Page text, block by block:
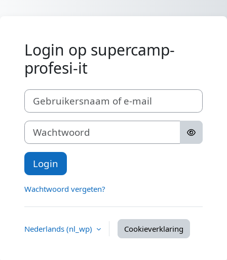
Login op supercamp-
profesi-it
Gebruikersnaam of e-mail
Wachtwoord
Login
Wachtwoord vergeten?
Nederlands ‎(nl_wp)‎ Cookieverklaring